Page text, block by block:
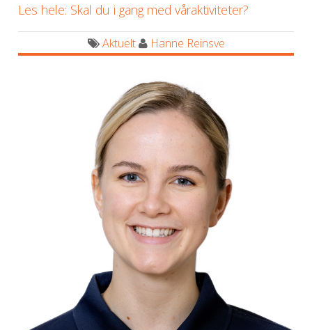
Les hele: Skal du i gang med våraktiviteter?
Aktuelt Hanne Reinsve